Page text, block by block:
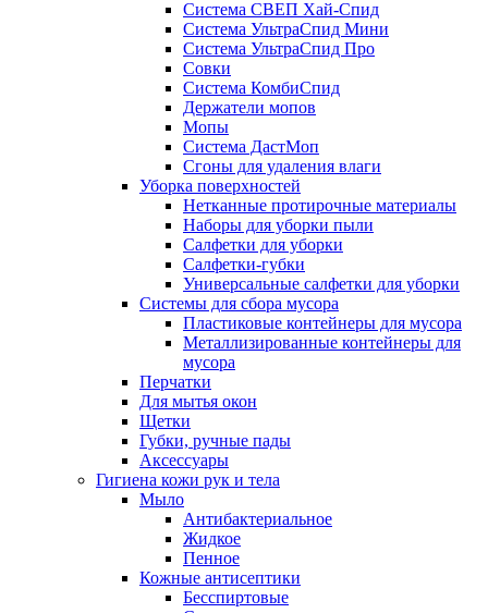
Система СВЕП Хай-Спид
Система УльтраСпид Мини
Система УльтраСпид Про
Совки
Система КомбиСпид
Держатели мопов
Мопы
Система ДастМоп
Сгоны для удаления влаги
Уборка поверхностей
Нетканные протирочные материалы
Наборы для уборки пыли
Салфетки для уборки
Салфетки-губки
Универсальные салфетки для уборки
Системы для сбора мусора
Пластиковые контейнеры для мусора
Металлизированные контейнеры для
мусора
Перчатки
Для мытья окон
Щетки
Губки, ручные пады
Аксессуары
Гигиена кожи рук и тела
Мыло
Антибактериальное
Жидкое
Пенное
Кожные антисептики
Бесспиртовые